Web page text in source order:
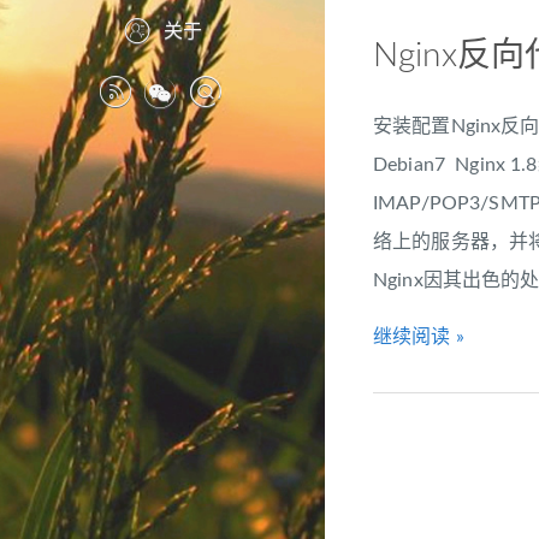
关于
Nginx反向
安装配置Nginx反
Debian7 Nginx
IMAP/POP3/
络上的服务器，并
Nginx因其出色的
继续阅读 »